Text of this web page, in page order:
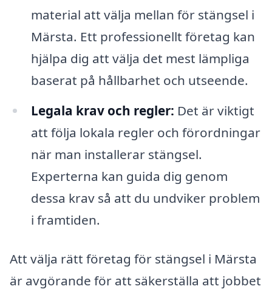
material att välja mellan för stängsel i
Märsta. Ett professionellt företag kan
hjälpa dig att välja det mest lämpliga
baserat på hållbarhet och utseende.
Legala krav och regler: Det är viktigt
att följa lokala regler och förordningar
när man installerar stängsel.
Experterna kan guida dig genom
dessa krav så att du undviker problem
i framtiden.
Att välja rätt företag för stängsel i Märsta
är avgörande för att säkerställa att jobbet